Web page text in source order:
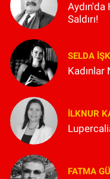
Aydın'da
Saldırı!
SELDA
Kadınlar
İLKNUR
FATMA